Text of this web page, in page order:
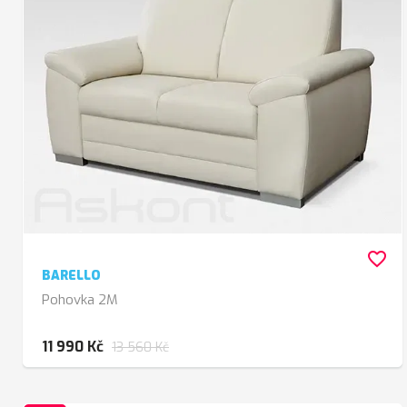
BARELLO
Pohovka 2M
11 990 Kč 13 560 Kč
favorite_border